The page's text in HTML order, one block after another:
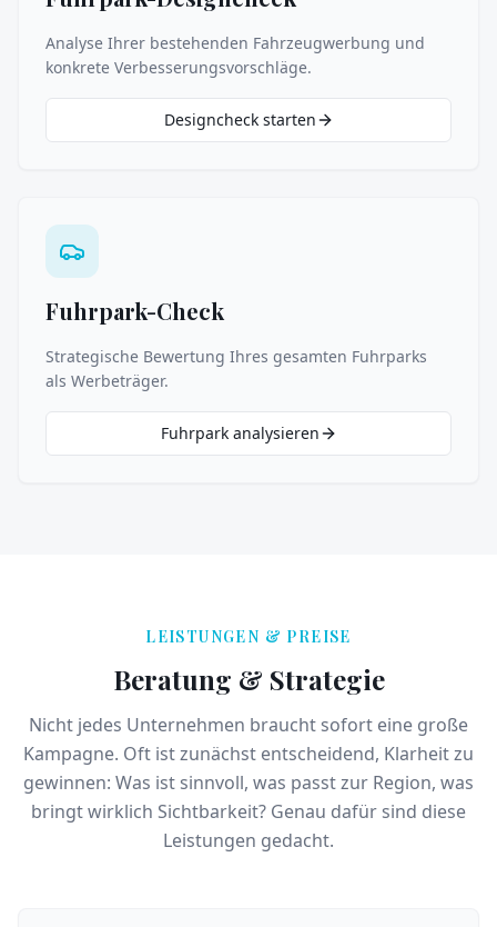
Analyse Ihrer bestehenden Fahrzeugwerbung und
konkrete Verbesserungsvorschläge.
Designcheck starten
Fuhrpark-Check
Strategische Bewertung Ihres gesamten Fuhrparks
als Werbeträger.
Fuhrpark analysieren
LEISTUNGEN & PREISE
Beratung & Strategie
Nicht jedes Unternehmen braucht sofort eine große
Kampagne. Oft ist zunächst entscheidend, Klarheit zu
gewinnen: Was ist sinnvoll, was passt zur Region, was
bringt wirklich Sichtbarkeit? Genau dafür sind diese
Leistungen gedacht.